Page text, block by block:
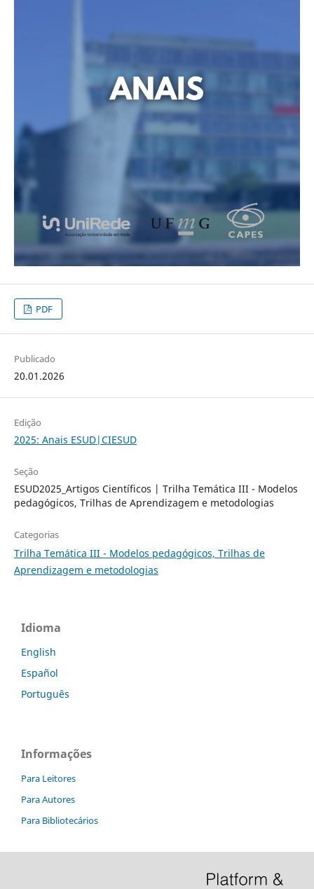
PDF
Publicado
20.01.2026
Edição
2025: Anais ESUD|CIESUD
Seção
ESUD2025_Artigos Científicos | Trilha Temática III - Modelos
pedagógicos, Trilhas de Aprendizagem e metodologias
Categorias
Trilha Temática III - Modelos pedagógicos, Trilhas de
Aprendizagem e metodologias
Idioma
English
Español
Português
Informações
Para Leitores
Para Autores
Para Bibliotecários